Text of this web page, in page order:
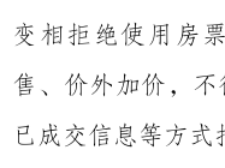
变相拒绝使用房
售、价外加价，
已成交信息等方式